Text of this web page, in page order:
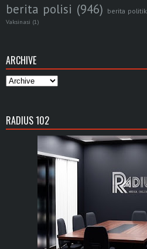
berita polisi (946) berita politik
Vaksinasi (1)
ARCHIVE
RADIUS 102